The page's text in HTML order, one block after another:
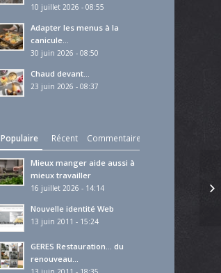
10 juillet 2026 - 08:55
Adapter les menus à la
canicule…
30 juin 2026 - 08:50
Chaud devant…
23 juin 2026 - 08:37
Populaire Récent Commentaires
Mieux manger aide aussi à
mieux travailler
16 juillet 2026 - 14:14
Nouvelle identité Web
13 juin 2011 - 15:24
GERES Restauration… du
renouveau…